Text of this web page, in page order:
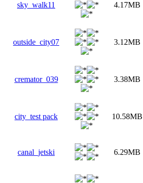
sky_walk11 4.17MB
outside_city07 3.12MB
cremator_039 3.38MB
city_test pack 10.58MB
canal_jetski 6.29MB